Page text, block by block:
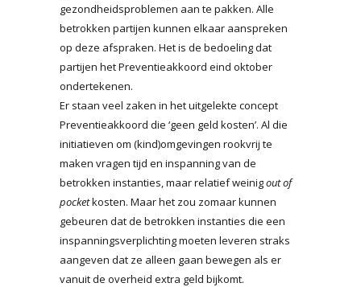
gezondheidsproblemen aan te pakken. Alle
betrokken partijen kunnen elkaar aanspreken
op deze afspraken. Het is de bedoeling dat
partijen het Preventieakkoord eind oktober
ondertekenen.
Er staan veel zaken in het uitgelekte concept
Preventieakkoord die ‘geen geld kosten’. Al die
initiatieven om (kind)omgevingen rookvrij te
maken vragen tijd en inspanning van de
betrokken instanties, maar relatief weinigout of
pocketkosten. Maar het zou zomaar kunnen
gebeuren dat de betrokken instanties die een
inspanningsverplichting moeten leveren straks
aangeven dat ze alleen gaan bewegen als er
vanuit de overheid extra geld bijkomt.